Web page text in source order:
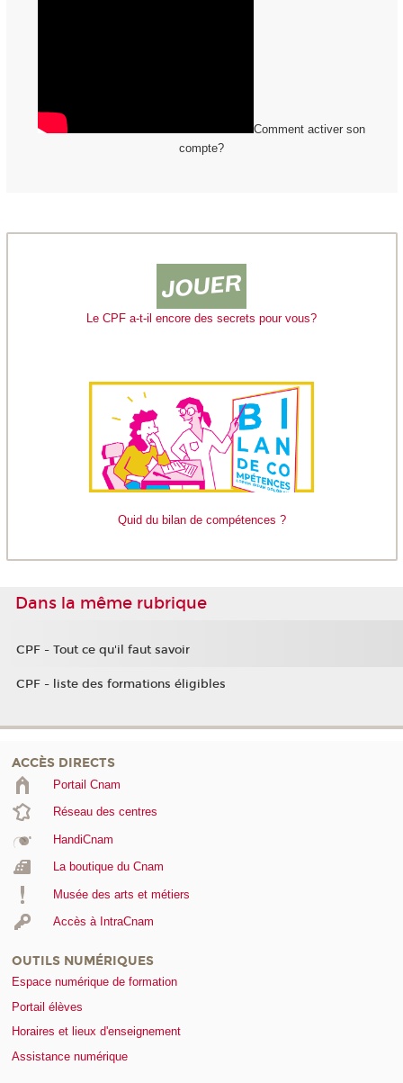
Comment activer son
compte?
Le CPF a-t-il encore des secrets pour vous?
Quid du bilan de compétences ?
Dans la même rubrique
CPF - Tout ce qu'il faut savoir
CPF - liste des formations éligibles
ACCÈS DIRECTS
Portail Cnam
Réseau des centres
HandiCnam
La boutique du Cnam
Musée des arts et métiers
Accès à IntraCnam
OUTILS NUMÉRIQUES
Espace numérique de formation
Portail élèves
Horaires et lieux d'enseignement
Assistance numérique